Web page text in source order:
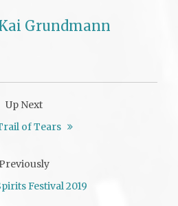
Grundmann
Up Next
of Tears
Previously
Festival 2019